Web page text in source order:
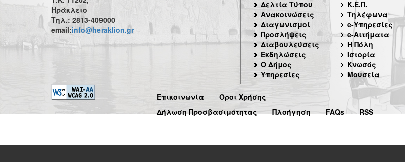
Ηράκλειο
Τηλ.: 2813-409000
email:info@heraklion.gr
Δελτία Τύπου
Ανακοινώσεις
Διαγωνισμοί
Προσλήψεις
Διαβουλεύσεις
Εκδηλώσεις
Ο Δήμος
Υπηρεσίες
Κ.Ε.Π.
Τηλέφωνα
e-Υπηρεσίες
e-Αιτήματα
Η Πόλη
Ιστορία
Κνωσός
Μουσεία
Επικοινωνία
Όροι Χρήσης
Δήλωση Προσβασιμότητας
Πλοήγηση FAQs RSS